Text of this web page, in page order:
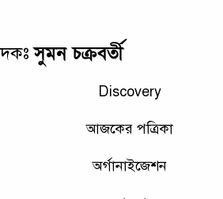
সুমন চক্রবর্তী
Discovery
আজকের পত্রিকা
অর্গানাইজেশন